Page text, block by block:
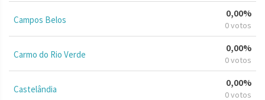
Campos Belos
0,00%
0 votos
Carmo do Rio Verde
0,00%
0 votos
Castelândia
0,00%
0 votos